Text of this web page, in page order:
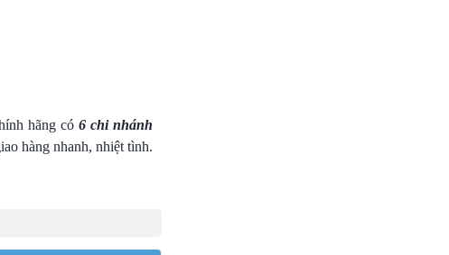
hãng có 6 chi nhánh
hàng nhanh, nhiệt tình.